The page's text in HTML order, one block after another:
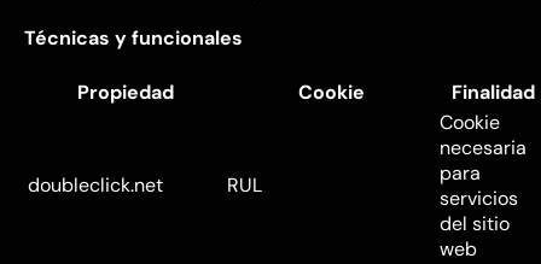
Técnicas y funcionales
Propiedad Cookie Finalidad
doubleclick.net RUL
Cookie
necesaria
para
servicios
del sitio
web